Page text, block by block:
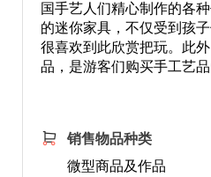
国手艺人们精心制作的各
的迷你家具，不仅受到孩
很喜欢到此欣赏把玩。此
品，是游客们购买手工艺品
销售物品种类
微型商品及作品